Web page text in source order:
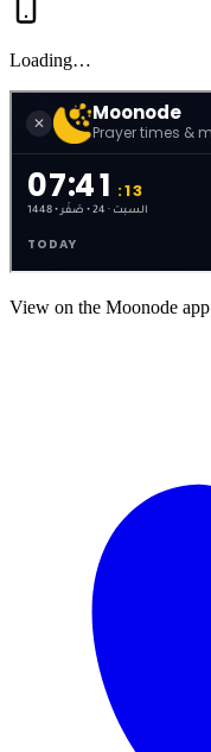
Loading…
View on the Moonode app